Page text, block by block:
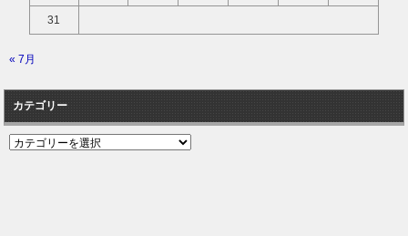
31
« 7月
カテゴリー
カ